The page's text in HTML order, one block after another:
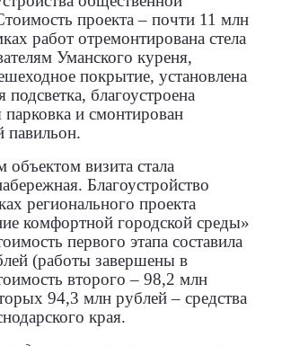
проекта – почти 11 млн
работ отремонтирована стела
Уманского куреня,
покрытие, установлена
подсветка, благоустроена
парковка и смонтирован
павильон.
визита стала
Благоустройство
регионального проекта
комфортной городской среды»
первого этапа составила
(работы завершены в
второго – 98,2 млн
94,3 млн рублей – средства
края.